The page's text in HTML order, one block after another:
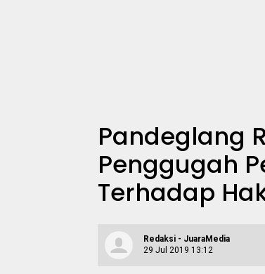
Pandeglang
Penggugah
Terhadap
Redaksi - JuaraMedia
29 Jul 2019 13:12